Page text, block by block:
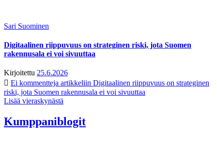
Sari Suominen
Digitaalinen riippuvuus on strateginen riski, jota Suomen
rakennusala ei voi sivuuttaa
Kirjoitettu 25.6.2026
Ei kommentteja artikkeliin Digitaalinen riippuvuus on strateginen
riski, jota Suomen rakennusala ei voi sivuuttaa
Lisää vieraskynästä
Kumppaniblogit